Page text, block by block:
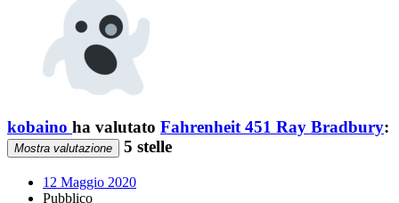
kobaino ha valutato Fahrenheit 451 Ray Bradbury:
Mostra valutazione 5 stelle
12 Maggio 2020
Pubblico